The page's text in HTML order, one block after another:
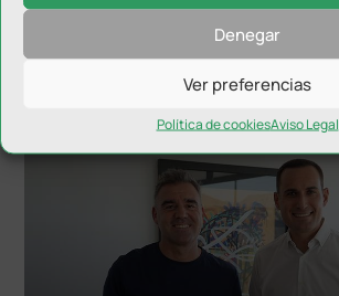
Denegar
Ver preferencias
Política de cookiesAviso Legal